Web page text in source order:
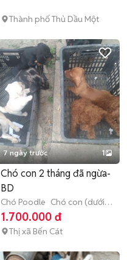
Thành phố Thủ Dầu Một
7 ngày trước 1
Chó con 2 tháng đã ngừa-
BD
Chó Poodle Chó con (dưới 3
tháng tuổi)
1.700.000 đ
Thị xã Bến Cát